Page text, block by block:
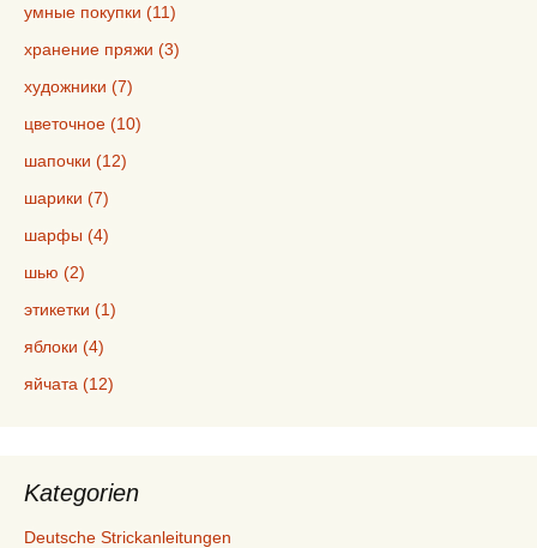
умные покупки (11)
хранение пряжи (3)
художники (7)
цветочное (10)
шапочки (12)
шарики (7)
шарфы (4)
шью (2)
этикетки (1)
яблоки (4)
яйчата (12)
Kategorien
Deutsche Strickanleitungen